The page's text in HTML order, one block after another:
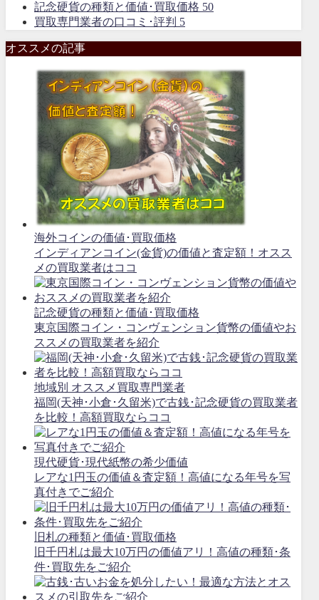
記念硬貨の種類と価値･買取価格 50
買取専門業者の口コミ･評判 5
オススメの記事
海外コインの価値･買取価格
インディアンコイン(金貨)の価値と査定額！オスス
メの買取業者はココ
記念硬貨の種類と価値･買取価格
東京国際コイン・コンヴェンション貨幣の価値やお
ススメの買取業者を紹介
地域別 オススメ買取専門業者
福岡(天神･小倉･久留米)で古銭･記念硬貨の買取業者
を比較！高額買取ならココ
現代硬貨･現代紙幣の希少価値
レアな1円玉の価値＆査定額！高値になる年号を写
真付きでご紹介
旧札の種類と価値･買取価格
旧千円札は最大10万円の価値アリ！高値の種類･条
件･買取先をご紹介